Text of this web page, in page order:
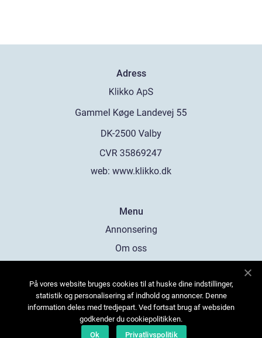
Adress
web: www.klikko.dk
Menu
Annonsering
Om oss
Kontakta oss
Sitemap
På vores website bruges cookies til at huske dine indstillinger,
statistik og personalisering af indhold og annoncer. Denne
information deles med tredjepart. Ved fortsat brug af websiden
godkender du cookiepolitikken.
Ok
Privatlivspolitik